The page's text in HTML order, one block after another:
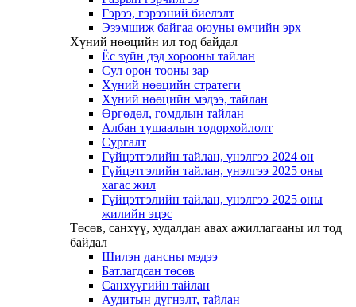
Гэрээ, гэрээний биелэлт
Эзэмшиж байгаа оюуны өмчийн эрх
Хүний нөөцийн ил тод байдал
Ёс зүйн дэд хорооны тайлан
Сул орон тооны зар
Хүний нөөцийн стратеги
Хүний нөөцийн мэдээ, тайлан
Өргөдөл, гомдлын тайлан
Албан тушаалын тодорхойлолт
Сургалт
Гүйцэтгэлийн тайлан, үнэлгээ 2024 он
Гүйцэтгэлийн тайлан, үнэлгээ 2025 оны
хагас жил
Гүйцэтгэлийн тайлан, үнэлгээ 2025 оны
жилийн эцэс
Төсөв, санхүү, худалдан авах ажиллагааны ил тод
байдал
Шилэн дансны мэдээ
Батлагдсан төсөв
Санхүүгийн тайлан
Аудитын дүгнэлт, тайлан